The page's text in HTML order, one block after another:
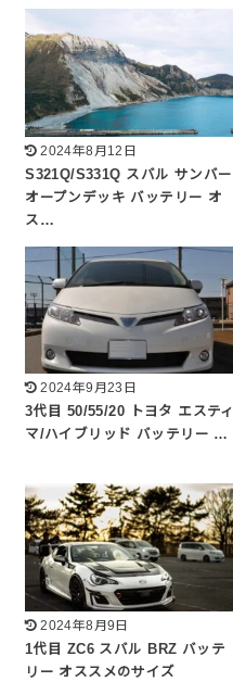
2024年8月12日
S321Q/S331Q スバル サンバー
オープンデッキ バッテリー オ
ス…
2024年9月23日
3代目 50/55/20 トヨタ エスティ
マ/ハイブリッド バッテリー …
2024年8月9日
1代目 ZC6 スバル BRZ バッテ
リー オススメのサイズ